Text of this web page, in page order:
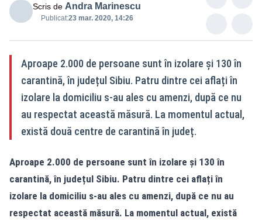
Scris de Andra Marinescu
Publicat:23 mar. 2020, 14:26
Aproape 2.000 de persoane sunt în izolare și 130 în
carantină, în județul Sibiu. Patru dintre cei aflați în
izolare la domiciliu s-au ales cu amenzi, după ce nu
au respectat această măsură. La momentul actual,
există două centre de carantină în județ.
Aproape 2.000 de persoane sunt în izolare și 130 în
carantină, în județul Sibiu. Patru dintre cei aflați în
izolare la domiciliu s-au ales cu amenzi, după ce nu au
respectat această măsură. La momentul actual, există